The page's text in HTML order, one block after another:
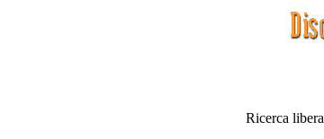
Ricerca libera